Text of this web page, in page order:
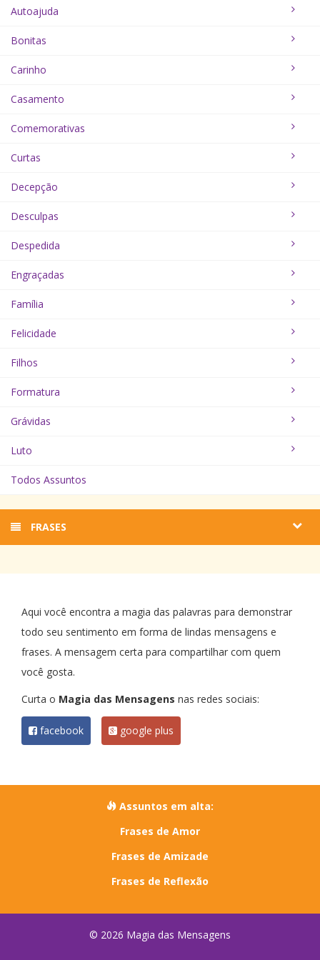
Autoajuda
Bonitas
Carinho
Casamento
Comemorativas
Curtas
Decepção
Desculpas
Despedida
Engraçadas
Família
Felicidade
Filhos
Formatura
Grávidas
Luto
Todos Assuntos
FRASES
Aqui você encontra a magia das palavras para demonstrar
todo seu sentimento em forma de lindas mensagens e
frases. A mensagem certa para compartilhar com quem
você gosta.
Curta o Magia das Mensagens nas redes sociais:
facebook google plus
Assuntos em alta:
Frases de Amor
Frases de Amizade
Frases de Reflexão
© 2026 Magia das Mensagens